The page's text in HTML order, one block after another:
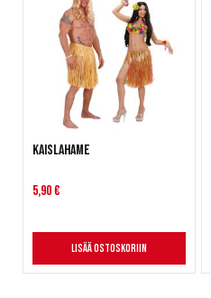
Kaislahame
5,90 €
Lisää ostoskoriin